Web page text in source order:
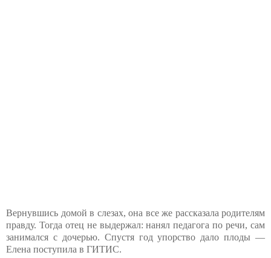
Вернувшись домой в слезах, она все же рассказала родителям
правду. Тогда отец не выдержал: нанял педагога по речи, сам
занимался с дочерью. Спустя год упорство дало плоды —
Елена поступила в ГИТИС.